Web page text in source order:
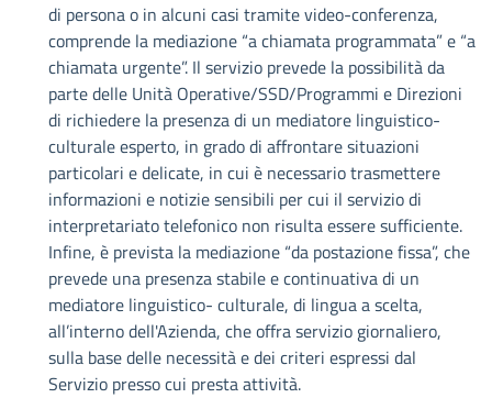
di persona o in alcuni casi tramite video-conferenza,
comprende la mediazione “a chiamata programmata” e “a
chiamata urgente”. Il servizio prevede la possibilità da
parte delle Unità Operative/SSD/Programmi e Direzioni
di richiedere la presenza di un mediatore linguistico-
culturale esperto, in grado di affrontare situazioni
particolari e delicate, in cui è necessario trasmettere
informazioni e notizie sensibili per cui il servizio di
interpretariato telefonico non risulta essere sufficiente.
Infine, è prevista la mediazione “da postazione fissa”, che
prevede una presenza stabile e continuativa di un
mediatore linguistico- culturale, di lingua a scelta,
all’interno dell'Azienda, che offra servizio giornaliero,
sulla base delle necessità e dei criteri espressi dal
Servizio presso cui presta attività.